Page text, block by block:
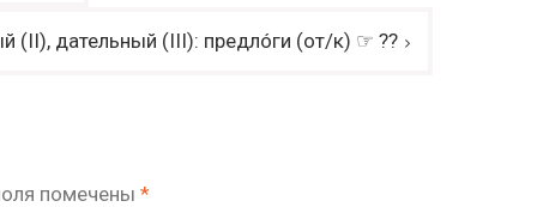
(II), дательный (III): предлóги (от/к) ☞ ??
помечены *